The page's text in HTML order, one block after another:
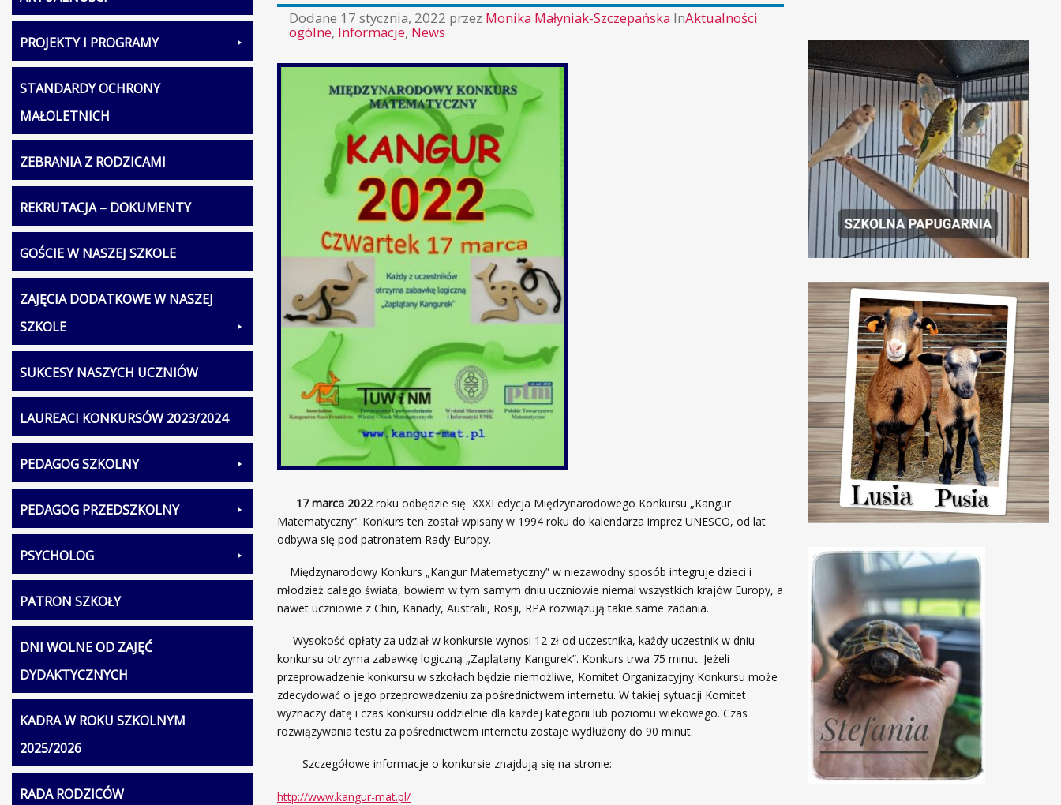
Dodane 17 stycznia, 2022 przez Monika Małyniak-Szczepańska InAktualności
ogólne, Informacje, News
17 marca 2022roku odbędzie się XXXI edycja Międzynarodowego Konkursu „Kangur
Matematyczny”. Konkurs ten został wpisany w 1994 roku do kalendarza imprez UNESCO, od lat
odbywa się pod patronatem Rady Europy.
Międzynarodowy Konkurs „Kangur Matematyczny” w niezawodny sposób integruje dzieci i
młodzież całego świata, bowiem w tym samym dniu uczniowie niemal wszystkich krajów Europy, a
nawet uczniowie z Chin, Kanady, Australii, Rosji, RPA rozwiązują takie same zadania.
Wysokość opłaty za udział w konkursie wynosi 12 zł od uczestnika, każdy uczestnik w dniu
konkursu otrzyma zabawkę logiczną „Zaplątany Kangurek”. Konkurs trwa 75 minut. Jeżeli
przeprowadzenie konkursu w szkołach będzie niemożliwe, Komitet Organizacyjny Konkursu może
zdecydować o jego przeprowadzeniu za pośrednictwem internetu. W takiej sytuacji Komitet
wyznaczy datę i czas konkursu oddzielnie dla każdej kategorii lub poziomu wiekowego. Czas
rozwiązywania testu za pośrednictwem internetu zostaje wydłużony do 90 minut.
Szczegółowe informacje o konkursie znajdują się na stronie:
http://www.kangur-mat.pl/
PROJEKTY I PROGRAMY
STANDARDY OCHRONY
MAŁOLETNICH
ZEBRANIA Z RODZICAMI
REKRUTACJA – DOKUMENTY
GOŚCIE W NASZEJ SZKOLE
ZAJĘCIA DODATKOWE W NASZEJ
SZKOLE
SUKCESY NASZYCH UCZNIÓW
LAUREACI KONKURSÓW 2023/2024
PEDAGOG SZKOLNY
PEDAGOG PRZEDSZKOLNY
PSYCHOLOG
PATRON SZKOŁY
DNI WOLNE OD ZAJĘĆ
DYDAKTYCZNYCH
KADRA W ROKU SZKOLNYM
2025/2026
RADA RODZICÓW